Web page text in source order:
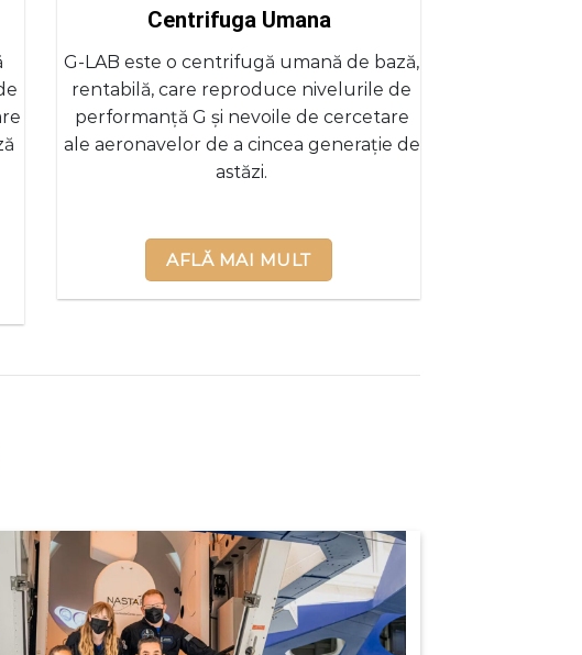
Centrifuga Umana
G-LAB este o centrifugă umană de bază,
rentabilă, care reproduce nivelurile de
performanță G și nevoile de cercetare
ale aeronavelor de a cincea generație de
astăzi.
AFLĂ MAI MULT